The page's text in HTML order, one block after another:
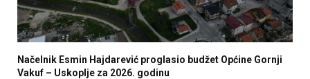
Načelnik Esmin Hajdarević proglasio budžet Općine Gornji
Vakuf – Uskoplje za 2026. godinu